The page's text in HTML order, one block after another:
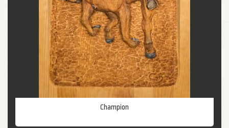
Champion